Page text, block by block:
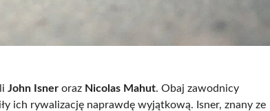
John Isner oraz Nicolas Mahut. Obaj zawodnicy
ich rywalizację naprawdę wyjątkową. Isner, znany ze